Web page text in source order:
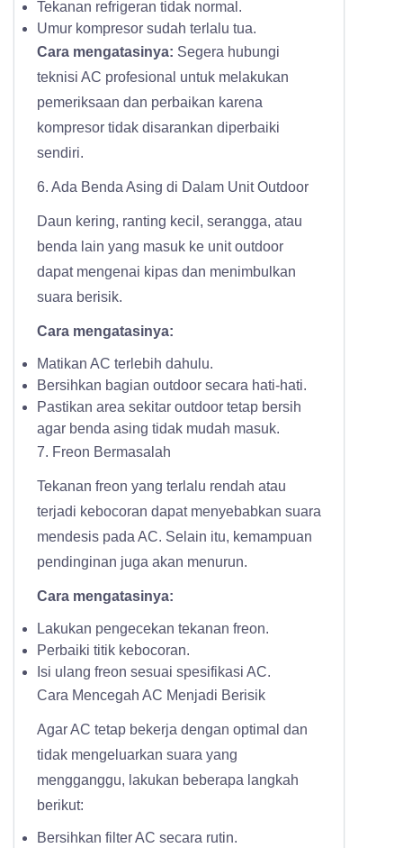
Tekanan refrigeran tidak normal.
Umur kompresor sudah terlalu tua.
Cara mengatasinya: Segera hubungi
teknisi AC profesional untuk melakukan
pemeriksaan dan perbaikan karena
kompresor tidak disarankan diperbaiki
sendiri.
6. Ada Benda Asing di Dalam Unit Outdoor
Daun kering, ranting kecil, serangga, atau
benda lain yang masuk ke unit outdoor
dapat mengenai kipas dan menimbulkan
suara berisik.
Cara mengatasinya:
Matikan AC terlebih dahulu.
Bersihkan bagian outdoor secara hati-hati.
Pastikan area sekitar outdoor tetap bersih
agar benda asing tidak mudah masuk.
7. Freon Bermasalah
Tekanan freon yang terlalu rendah atau
terjadi kebocoran dapat menyebabkan suara
mendesis pada AC. Selain itu, kemampuan
pendinginan juga akan menurun.
Cara mengatasinya:
Lakukan pengecekan tekanan freon.
Perbaiki titik kebocoran.
Isi ulang freon sesuai spesifikasi AC.
Cara Mencegah AC Menjadi Berisik
Agar AC tetap bekerja dengan optimal dan
tidak mengeluarkan suara yang
mengganggu, lakukan beberapa langkah
berikut:
Bersihkan filter AC secara rutin.